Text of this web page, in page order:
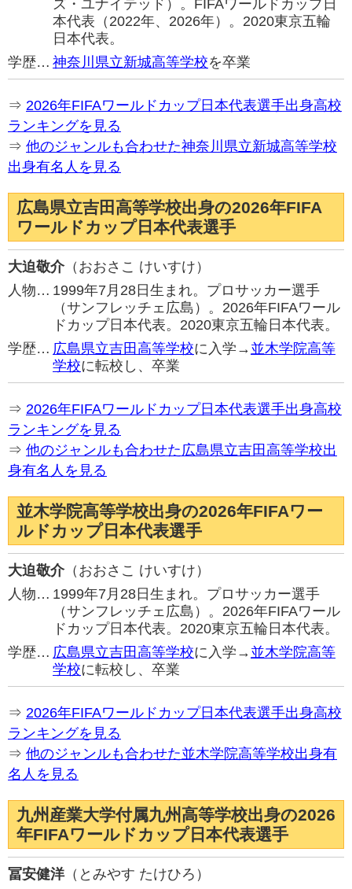
ズ・ユナイテッド）。FIFAワールドカップ日
本代表（2022年、2026年）。2020東京五輪
日本代表。
学歴… 神奈川県立新城高等学校を卒業
⇒ 2026年FIFAワールドカップ日本代表選手出身高校
ランキングを見る
⇒ 他のジャンルも合わせた神奈川県立新城高等学校
出身有名人を見る
広島県立吉田高等学校出身の2026年FIFA
ワールドカップ日本代表選手
大迫敬介（おおさこ けいすけ）
人物… 1999年7月28日生まれ。プロサッカー選手
（サンフレッチェ広島）。2026年FIFAワール
ドカップ日本代表。2020東京五輪日本代表。
学歴… 広島県立吉田高等学校に入学→ 並木学院高等
学校に転校し、卒業
⇒ 2026年FIFAワールドカップ日本代表選手出身高校
ランキングを見る
⇒ 他のジャンルも合わせた広島県立吉田高等学校出
身有名人を見る
並木学院高等学校出身の2026年FIFAワー
ルドカップ日本代表選手
大迫敬介（おおさこ けいすけ）
人物… 1999年7月28日生まれ。プロサッカー選手
（サンフレッチェ広島）。2026年FIFAワール
ドカップ日本代表。2020東京五輪日本代表。
学歴… 広島県立吉田高等学校に入学→ 並木学院高等
学校に転校し、卒業
⇒ 2026年FIFAワールドカップ日本代表選手出身高校
ランキングを見る
⇒ 他のジャンルも合わせた並木学院高等学校出身有
名人を見る
九州産業大学付属九州高等学校出身の2026
年FIFAワールドカップ日本代表選手
冨安健洋（とみやす たけひろ）